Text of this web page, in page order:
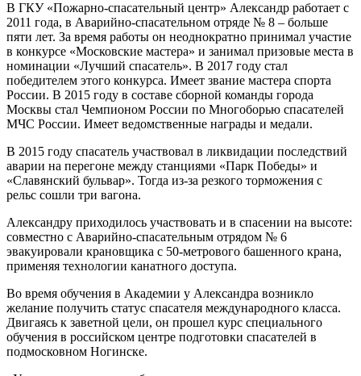
В ГКУ «Пожарно-спасательный центр» Александр работает с
2011 года, в Аварийно-спасательном отряде № 8 – больше
пяти лет. За время работы он неоднократно принимал участие
в конкурсе «Московские мастера» и занимал призовые места в
номинации «Лучший спасатель». В 2017 году стал
победителем этого конкурса. Имеет звание мастера спорта
России. В 2015 году в составе сборной команды города
Москвы стал Чемпионом России по Многоборью спасателей
МЧС России. Имеет ведомственные награды и медали.
В 2015 году спасатель участвовал в ликвидации последствий
аварии на перегоне между станциями «Парк Победы» и
«Славянский бульвар». Тогда из-за резкого торможения с
рельс сошли три вагона.
Александру приходилось участвовать и в спасении на высоте:
совместно с Аварийно-спасательным отрядом № 6
эвакуировали крановщика с 50-метрового башенного крана,
применяя технологии канатного доступа.
Во время обучения в Академии у Александра возникло
желание получить статус спасателя международного класса.
Двигаясь к заветной цели, он прошел курс специального
обучения в российском центре подготовки спасателей в
подмосковном Ногинске.